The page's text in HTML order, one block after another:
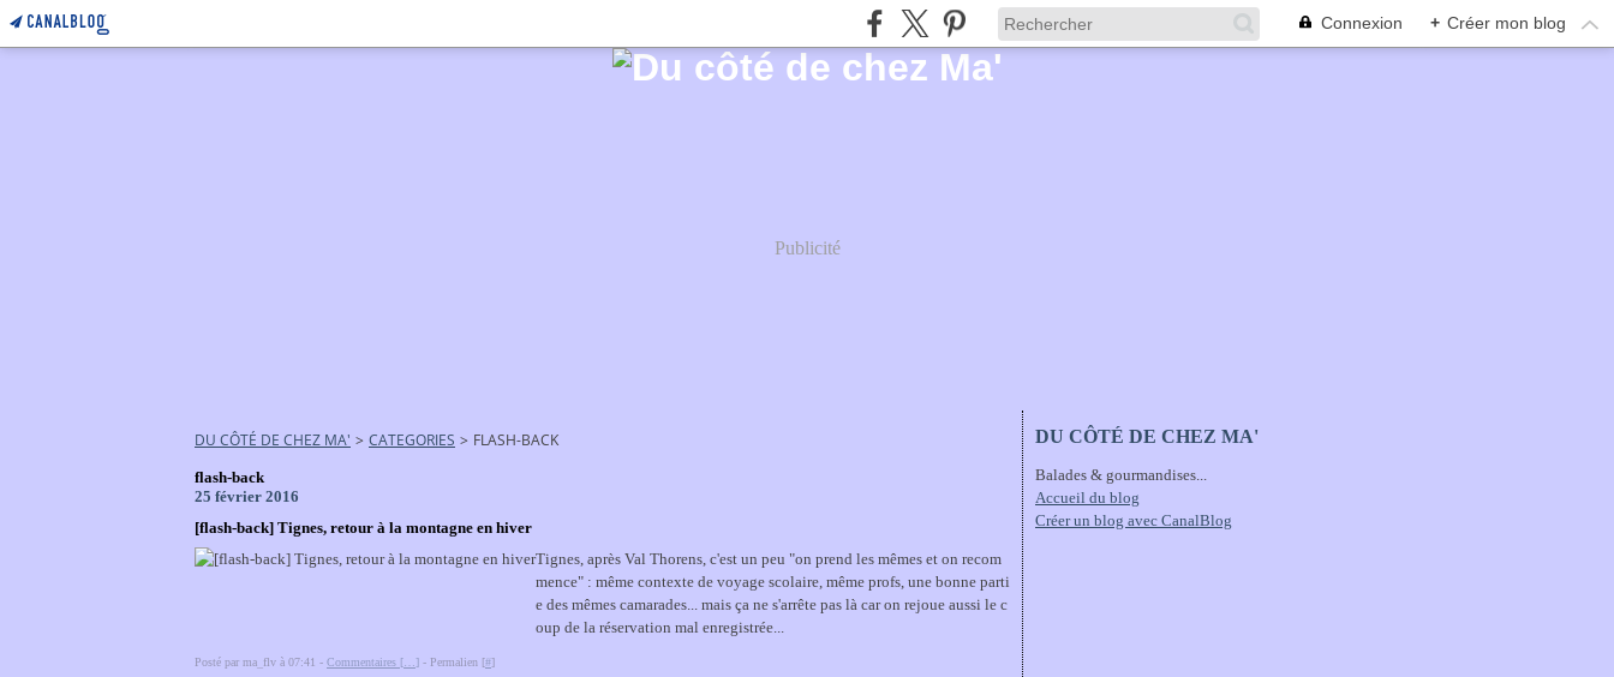
Connexion + Créer mon blog
Publicité
DU CÔTÉ DE CHEZ MA' > CATEGORIES > FLASH-BACK
flash-back
25 février 2016
[flash-back] Tignes, retour à la montagne en hiver
Tignes, après Val Thorens, c'est un peu "on prend les mêmes et on recom
mence" : même contexte de voyage scolaire, même profs, une bonne parti
e des mêmes camarades... mais ça ne s'arrête pas là car on rejoue aussi le c
oup de la réservation mal enregistrée...
Posté par ma_flv à 07:41 - Commentaires [ ] - Permalien [#]
DU CÔTÉ DE CHEZ MA'
Balades & gourmandises...
Accueil du blog
Créer un blog avec CanalBlog